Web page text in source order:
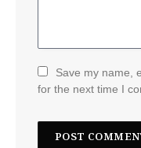
Save my name,
for the next time I